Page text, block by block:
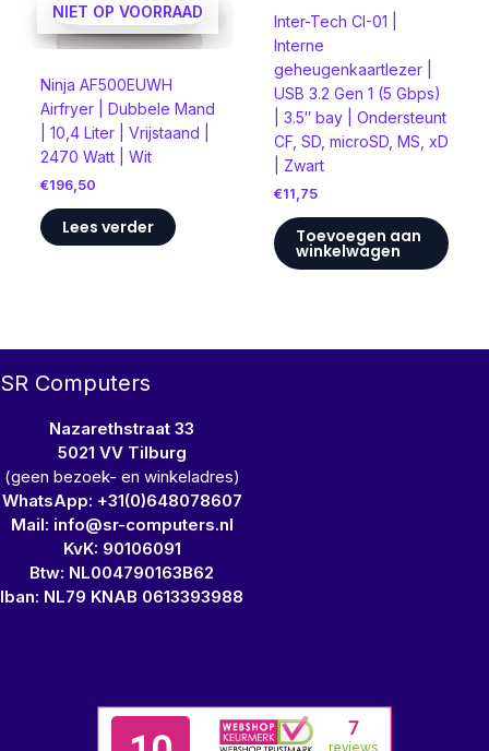
NIET OP VOORRAAD
Ninja AF500EUWH
Airfryer | Dubbele Mand
| 10,4 Liter | Vrijstaand |
2470 Watt | Wit
€196,50
Lees verder
Inter-Tech CI-01 |
Interne
geheugenkaartlezer |
USB 3.2 Gen 1 (5 Gbps)
| 3.5″ bay | Ondersteunt
CF, SD, microSD, MS, xD
| Zwart
€11,75
Toevoegen aan
winkelwagen
SR Computers
Nazarethstraat 33
5021 VV Tilburg
(geen bezoek- en winkeladres)
WhatsApp: +31(0)648078607
Mail: info@sr-computers.nl
KvK: 90106091
Btw: NL004790163B62
Iban: NL79 KNAB 0613393988